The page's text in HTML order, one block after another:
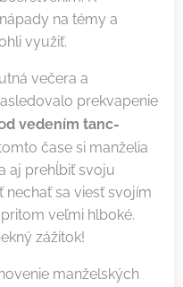
na témy a
využiť.
večera a
prekvapenie
d vedením tanc-
čase si manželia
aj prehĺbiť svoju
sa viesť svojím
veľmi hlboké.
zážitok!
manželských